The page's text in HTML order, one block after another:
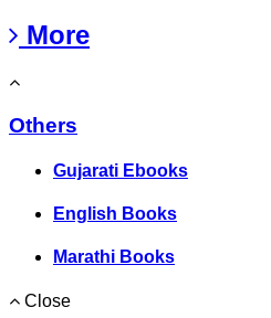
More
Others
Gujarati Ebooks
English Books
Marathi Books
Close